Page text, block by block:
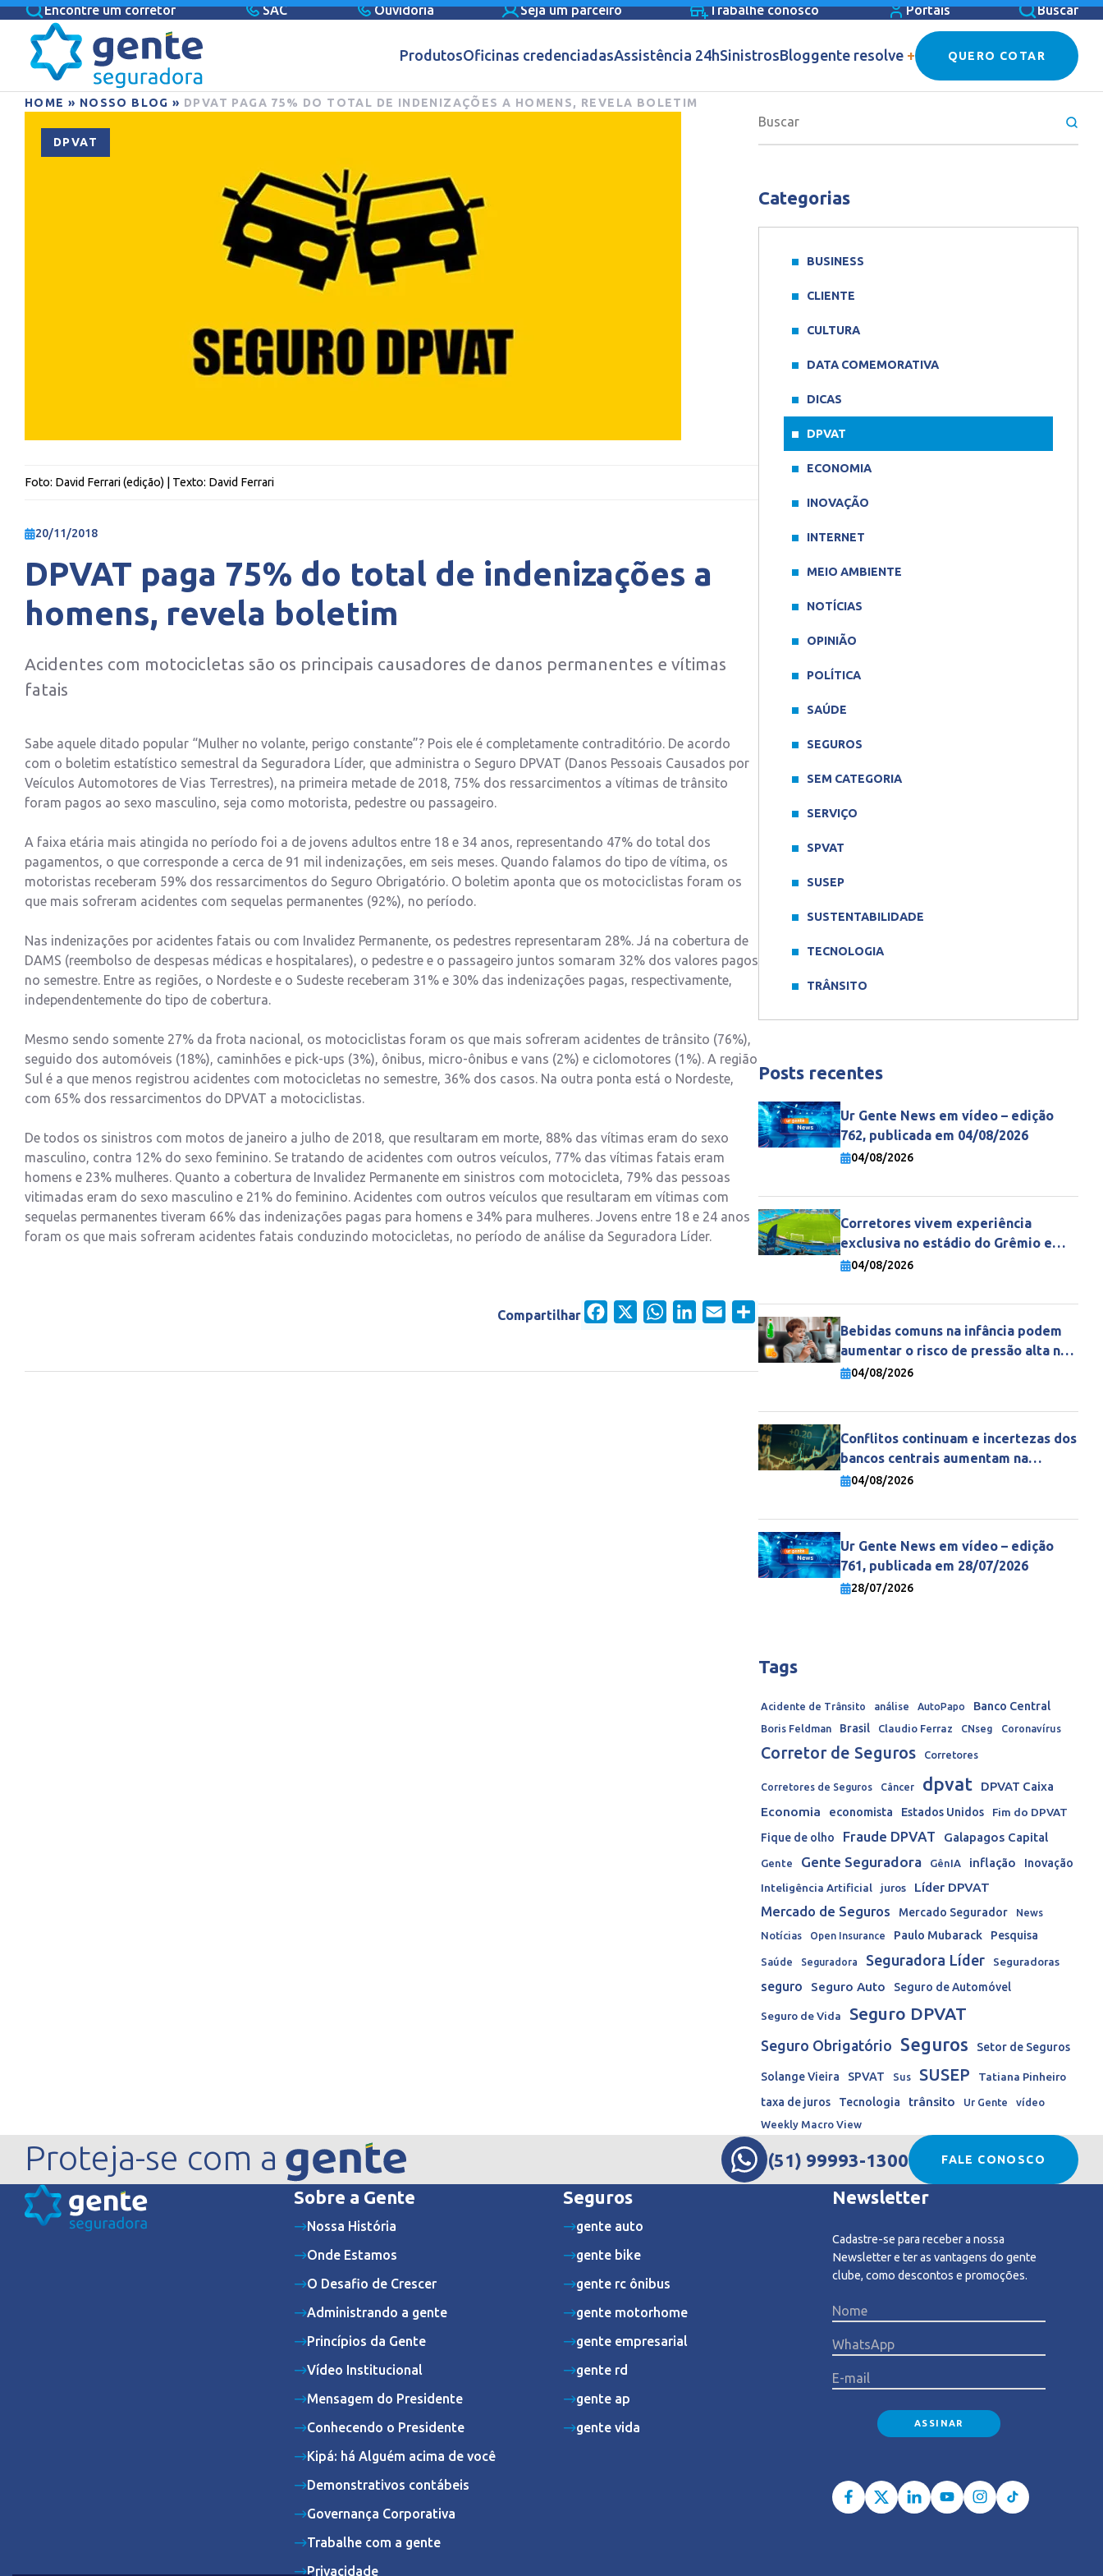
Encontre um corretor SAC Ouvidoria Seja um parceiro Trabalhe conosco Portais Buscar
ProdutosOficinas credenciadasAssistência 24hSinistrosBloggente resolve + QUERO COTAR
HOME » NOSSO BLOG » DPVAT PAGA 75% DO TOTAL DE INDENIZAÇÕES A HOMENS, REVELA BOLETIM
DPVAT
Foto: David Ferrari (edição) | Texto: David Ferrari
20/11/2018
DPVAT paga 75% do total de indenizações a
homens, revela boletim
Acidentes com motocicletas são os principais causadores de danos permanentes e vítimas
fatais
Sabe aquele ditado popular “Mulher no volante, perigo constante”? Pois ele é completamente contraditório. De acordo
com o boletim estatístico semestral da Seguradora Líder, que administra o Seguro DPVAT (Danos Pessoais Causados por
Veículos Automotores de Vias Terrestres), na primeira metade de 2018, 75% dos ressarcimentos a vítimas de trânsito
foram pagos ao sexo masculino, seja como motorista, pedestre ou passageiro.
A faixa etária mais atingida no período foi a de jovens adultos entre 18 e 34 anos, representando 47% do total dos
pagamentos, o que corresponde a cerca de 91 mil indenizações, em seis meses. Quando falamos do tipo de vítima, os
motoristas receberam 59% dos ressarcimentos do Seguro Obrigatório. O boletim aponta que os motociclistas foram os
que mais sofreram acidentes com sequelas permanentes (92%), no período.
Nas indenizações por acidentes fatais ou com Invalidez Permanente, os pedestres representaram 28%. Já na cobertura de
DAMS (reembolso de despesas médicas e hospitalares), o pedestre e o passageiro juntos somaram 32% dos valores pagos
no semestre. Entre as regiões, o Nordeste e o Sudeste receberam 31% e 30% das indenizações pagas, respectivamente,
independentemente do tipo de cobertura.
Mesmo sendo somente 27% da frota nacional, os motociclistas foram os que mais sofreram acidentes de trânsito (76%),
seguido dos automóveis (18%), caminhões e pick-ups (3%), ônibus, micro-ônibus e vans (2%) e ciclomotores (1%). A região
Sul é a que menos registrou acidentes com motocicletas no semestre, 36% dos casos. Na outra ponta está o Nordeste,
com 65% dos ressarcimentos do DPVAT a motociclistas.
De todos os sinistros com motos de janeiro a julho de 2018, que resultaram em morte, 88% das vítimas eram do sexo
masculino, contra 12% do sexo feminino. Se tratando de acidentes com outros veículos, 77% das vítimas fatais eram
homens e 23% mulheres. Quanto a cobertura de Invalidez Permanente em sinistros com motocicleta, 79% das pessoas
vitimadas eram do sexo masculino e 21% do feminino. Acidentes com outros veículos que resultaram em vítimas com
sequelas permanentes tiveram 66% das indenizações pagas para homens e 34% para mulheres. Jovens entre 18 e 24 anos
foram os que mais sofreram acidentes fatais conduzindo motocicletas, no período de análise da Seguradora Líder.
Compartilhar Facebook WhatsAppLinkedIn
Email
Categorias
BUSINESS
CLIENTE
CULTURA
DATA COMEMORATIVA
DICAS
DPVAT
ECONOMIA
INOVAÇÃO
INTERNET
MEIO AMBIENTE
NOTÍCIAS
OPINIÃO
POLÍTICA
SAÚDE
SEGUROS
SEM CATEGORIA
SERVIÇO
SPVAT
SUSEP
SUSTENTABILIDADE
TECNOLOGIA
TRÂNSITO
Posts recentes
Ur Gente News em vídeo – edição
762, publicada em 04/08/2026
04/08/2026
Corretores vivem experiência
exclusiva no estádio do Grêmio e
fortalecem parceria com a Gente
04/08/2026
Bebidas comuns na infância podem
aumentar o risco de pressão alta na
vida adulta
04/08/2026
Conflitos continuam e incertezas dos
bancos centrais aumentam na
economia mundial
04/08/2026
Ur Gente News em vídeo – edição
761, publicada em 28/07/2026
28/07/2026
Tags
Acidente de Trânsito análise AutoPapo Banco Central
Boris Feldman Brasil Claudio Ferraz CNseg Coronavírus
Corretor de Seguros Corretores
Corretores de Seguros Câncer dpvat
DPVAT Caixa
Economia
economista Estados Unidos
Fim do DPVAT
Fique de olho
Fraude DPVAT Galapagos Capital
Gente Gente Seguradora GênIA inflação
Inovação
Inteligência Artificial
juros
Líder DPVAT
Mercado de Seguros
Mercado Segurador
News
Notícias
Open Insurance Paulo Mubarack Pesquisa
Saúde Seguradora Seguradora Líder Seguradoras
seguro Seguro Auto Seguro de Automóvel
Seguro de Vida Seguro DPVAT
Seguro Obrigatório Seguros Setor de Seguros
Solange Vieira SPVAT Sus SUSEP
Tatiana Pinheiro
taxa de juros
Tecnologia trânsito Ur Gente
vídeo
Weekly Macro View
Proteja-se com a (51) 99993-1300 FALE CONOSCO
Sobre a Gente
Nossa História
Onde Estamos
O Desafio de Crescer
Administrando a gente
Princípios da Gente
Vídeo Institucional
Mensagem do Presidente
Conhecendo o Presidente
Kipá: há Alguém acima de você
Demonstrativos contábeis
Governança Corporativa
Trabalhe com a gente
Privacidade
Seguros
gente auto
gente bike
gente rc ônibus
gente motorhome
gente empresarial
gente rd
gente ap
gente vida
Newsletter
Cadastre-se para receber a nossa
Newsletter e ter as vantagens do gente
clube, como descontos e promoções.